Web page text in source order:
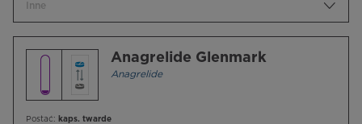
Inne
Anagrelide Glenmark
Anagrelide
Postać: kaps. twarde